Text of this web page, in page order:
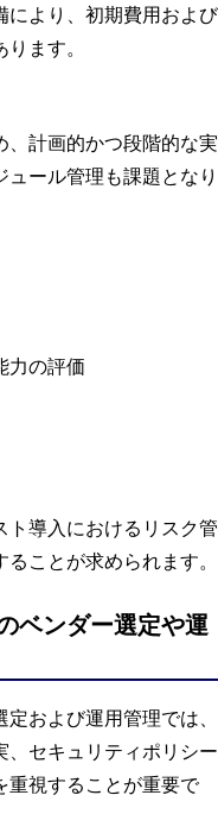
により、初期費用および
ます。
、計画的かつ段階的な実
ール管理も課題となり
力の評価
ト導入におけるリスク管
ことが求められます。
ベンダー選定や運
および運用管理では、
、セキュリティポリシー
重視することが重要で